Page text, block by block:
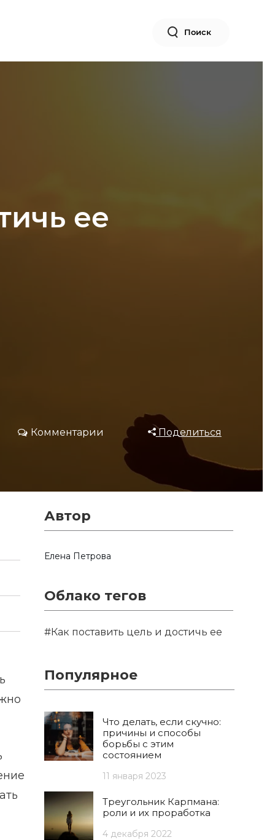
Поиск
ее
Комментарии Поделиться
Автор
Елена Петрова
Облако тегов
#Как поставить цель и достичь ее
Популярное
Что делать, если скучно:
причины и способы
борьбы с этим
состоянием
11 января 2023
Треугольник Карпмана:
роли и их проработка
4 декабря 2022